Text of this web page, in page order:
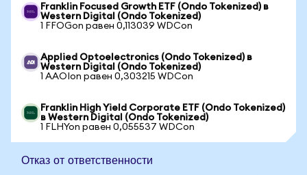
Franklin Focused Growth ETF (Ondo Tokenized) в
Western Digital (Ondo Tokenized)
1 FFOGon равен 0,113039 WDCon
Applied Optoelectronics (Ondo Tokenized) в
Western Digital (Ondo Tokenized)
1 AAOIon равен 0,303215 WDCon
Franklin High Yield Corporate ETF (Ondo Tokenized)
в Western Digital (Ondo Tokenized)
1 FLHYon равен 0,055537 WDCon
Отказ от ответственности